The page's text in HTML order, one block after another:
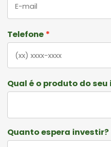
Telefone
Qual é o produto do seu
Quanto espera investir?